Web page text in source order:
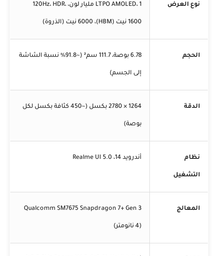
نوع العرض LTPO AMOLED، 1 مليار لون، 120Hz، HDR،
1600 نيت (HBM)، 6000 نيت (الذروة)
الحجم 6.78 بوصة، 111.7 سم² (~91.8% نسبة الشاشة
إلى الجسم)
الدقة 1264 × 2780 بكسل (~450 كثافة بكسل لكل
بوصة)
نظام
التشغيل
أندرويد 14، Realme UI 5.0
المعالج Qualcomm SM7675 Snapdragon 7+ Gen 3
(4 نانومتر)